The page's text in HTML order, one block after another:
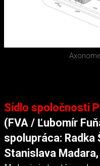
Sídlo spoločnosti
(FVA / Ľubomír
spolupráca: Radka
Stanislava